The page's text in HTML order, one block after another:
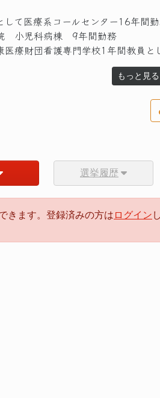
して医療系コールセンター16年間
小児科病棟 9年間勤務
医療財団看護専門学校1年間教員と
もっと見る
選挙履歴
きます。登録済みの方は ログイン